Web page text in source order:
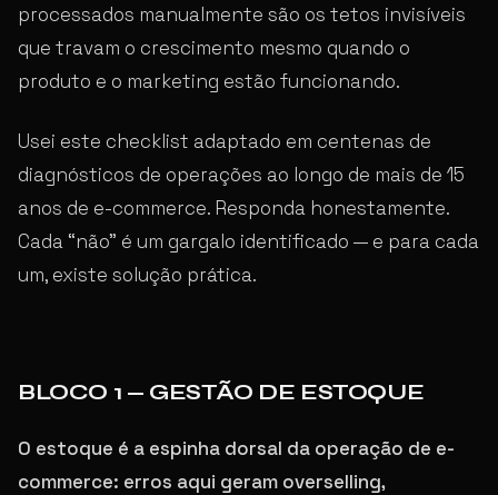
processados manualmente são os tetos invisíveis
que travam o crescimento mesmo quando o
produto e o marketing estão funcionando.
Usei este checklist adaptado em centenas de
diagnósticos de operações ao longo de mais de 15
anos de e-commerce. Responda honestamente.
Cada “não” é um gargalo identificado — e para cada
um, existe solução prática.
BLOCO 1 — GESTÃO DE ESTOQUE
O estoque é a espinha dorsal da operação de e-
commerce: erros aqui geram overselling,